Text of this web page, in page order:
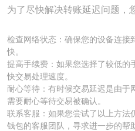
为了尽快解决转账延迟问题，
检查网络状态：确保您的设备连接
快。
提高手续费：如果您选择了较低的
快交易处理速度。
耐心等待：有时候交易延迟是由于
需要耐心等待交易被确认。
联系客服：如果您尝试了以上方法
钱包的客服团队，寻求进一步的帮